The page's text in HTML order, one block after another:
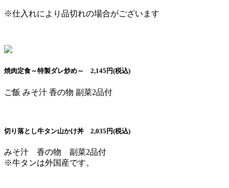
※仕入れにより品切れの場合がございます
焼肉定食～特製ダレ炒め～ 2,145円(税込)
ご飯 みそ汁 香の物 副菜2品付
切り落とし牛タン山かけ丼 2,035円(税込)
みそ汁 香の物 副菜2品付
※牛タンは外国産です。